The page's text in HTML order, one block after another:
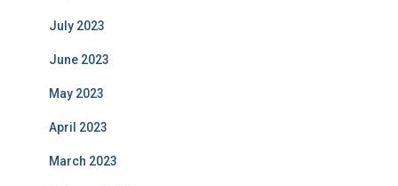
July 2023
June 2023
May 2023
April 2023
March 2023